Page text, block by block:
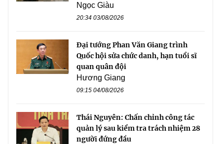
Ngọc Giàu
20:34 03/08/2026
Đại tướng Phan Văn Giang trình
Quốc hội sửa chức danh, hạn tuổi sĩ
quan quân đội
Hương Giang
09:15 04/08/2026
Thái Nguyên: Chấn chỉnh công tác
quản lý sau kiểm tra trách nhiệm 28
người đứng đầu